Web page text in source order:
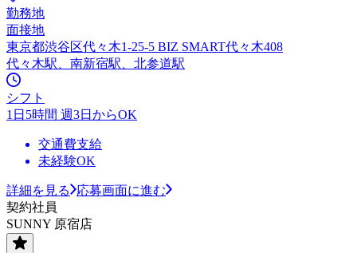
勤務地
面接地
東京都渋谷区代々木1-25-5 BIZ SMART代々木408
代々木駅、南新宿駅、北参道駅
シフト
1日5時間 週3日からOK
交通費支給
未経験OK
詳細を見る
応募画面に進む
契約社員
SUNNY 原宿店